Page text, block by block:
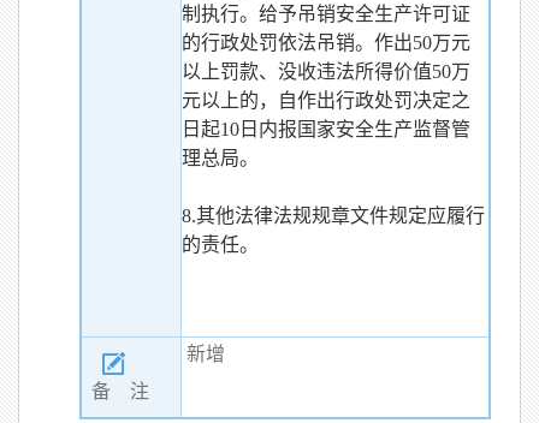
制执行。给予吊销安全生产许可证
的行政处罚依法吊销。作出50万元
以上罚款、没收违法所得价值50万
元以上的，自作出行政处罚决定之
日起10日内报国家安全生产监督管
理总局。
8.其他法律法规规章文件规定应履行
的责任。
备 注
新增